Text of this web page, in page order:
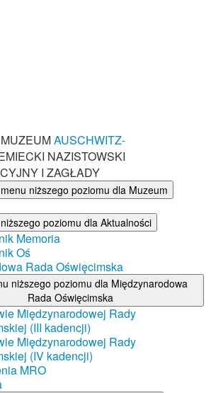
AUSCHWITZ-
NAZISTOWSKI
I ZAGŁADY
niższego poziomu dla Muzeum
poziomu dla Aktualności
Memoria
Oś
Rada Oświęcimska
niższego poziomu dla Międzynarodowa
Rada Oświęcimska
Międzynarodowej Rady
(III kadencji)
Międzynarodowej Rady
(IV kadencji)
MRO